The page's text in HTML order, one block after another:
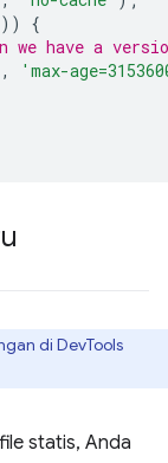
))
{
have a
,
'max-
di DevTools
statis, Anda